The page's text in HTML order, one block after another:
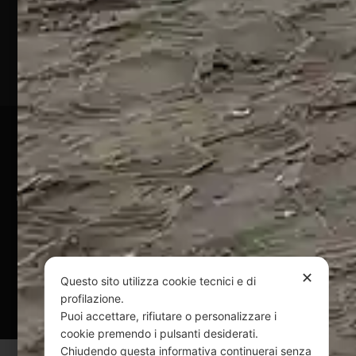
(TE)
P.Iva
01828920676
Pagamenti Sicuri
@ Copyright 2024 Webpesca è un brand Intent di Federico
Andrenacci P.Iva 01917920678
Via G. Galilei n. 2 – 64018 Tortoreto TE | REA TE-168019 |
Mail:
info@webpesca.it | Pec:federicoandrenacci@pec.it
Questo sito è protetto da Google reCAPTCHA
Privacy Policy eTerms of Servicedi Google.
✕
Questo sito utilizza cookie tecnici e di
profilazione.
Puoi accettare, rifiutare o personalizzare i
cookie premendo i pulsanti desiderati.
Chiudendo questa informativa continuerai senza